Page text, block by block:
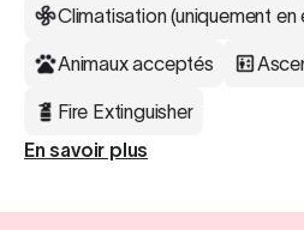
Climatisation (uniquement en
Animaux acceptés
Fire Extinguisher
En savoir plus